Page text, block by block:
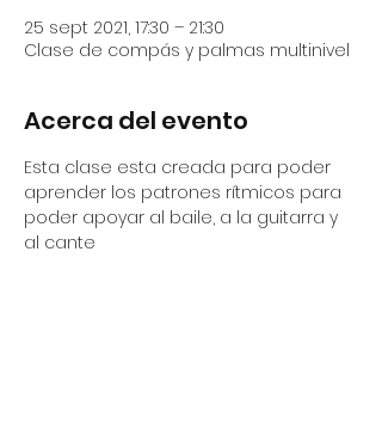
25 sept 2021, 17:30 – 21:30
Clase de compás y palmas multinivel
Acerca del evento
Esta clase esta creada para poder
aprender los patrones rítmicos para
poder apoyar al baile, a la guitarra y
al cante